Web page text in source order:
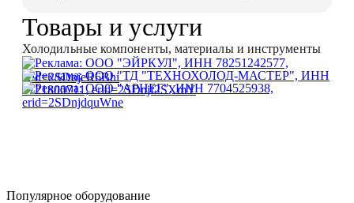
Товары и услуги
Холодильные компоненты, материалы и инструменты
Популярное оборудование